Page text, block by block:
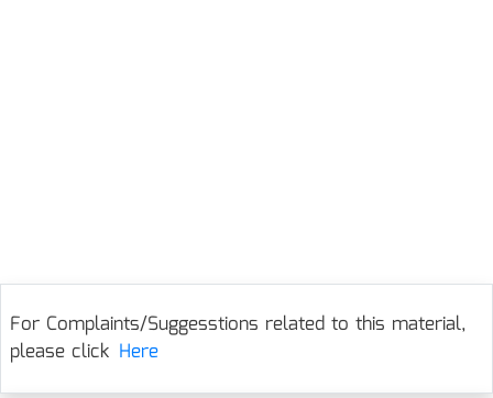
For Complaints/Suggesstions related to this material,
please click Here